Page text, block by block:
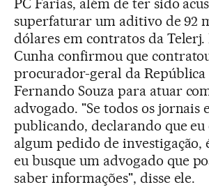
PC Farias, além de ter sido
superfaturar um aditivo de 92
dólares em contratos da Telerj.
Cunha confirmou que
procurador-geral da
Fernando Souza para atuar
advogado. "Se todos os jornais
publicando, declarando que eu
algum pedido de investigação,
eu busque um advogado que
saber informações", disse ele.